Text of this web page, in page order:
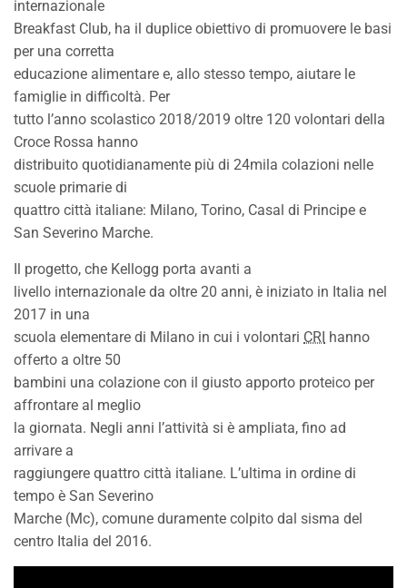
internazionale
Breakfast Club, ha il duplice obiettivo di promuovere le basi
per una corretta
educazione alimentare e, allo stesso tempo, aiutare le
famiglie in difficoltà. Per
tutto l’anno scolastico 2018/2019 oltre 120 volontari della
Croce Rossa hanno
distribuito quotidianamente più di 24mila colazioni nelle
scuole primarie di
quattro città italiane: Milano, Torino, Casal di Principe e
San Severino Marche.
Il progetto, che Kellogg porta avanti a
livello internazionale da oltre 20 anni, è iniziato in Italia nel
2017 in una
scuola elementare di Milano in cui i volontari CRI hanno
offerto a oltre 50
bambini una colazione con il giusto apporto proteico per
affrontare al meglio
la giornata. Negli anni l’attività si è ampliata, fino ad
arrivare a
raggiungere quattro città italiane. L’ultima in ordine di
tempo è San Severino
Marche (Mc), comune duramente colpito dal sisma del
centro Italia del 2016.